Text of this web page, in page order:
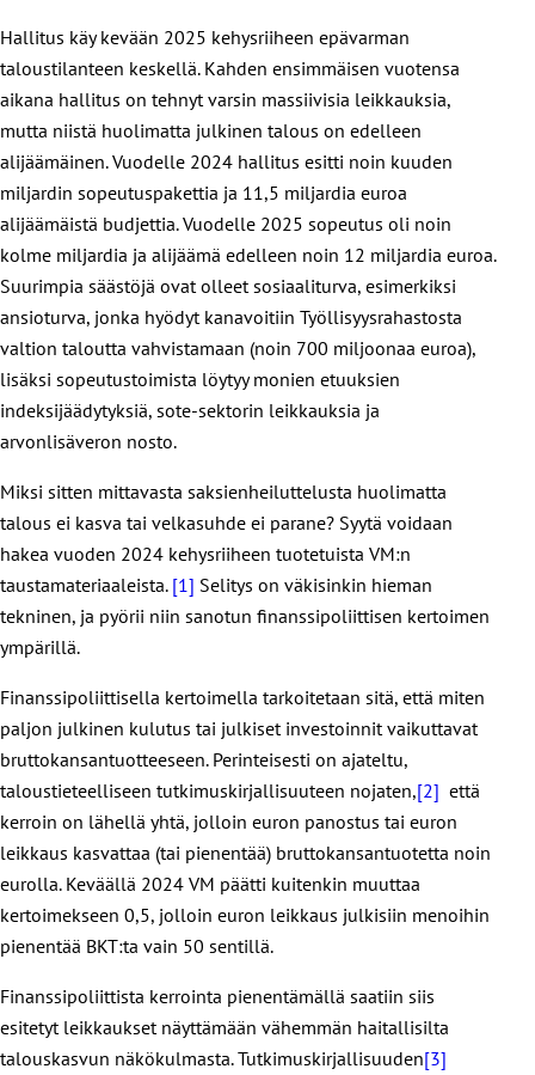
Hallitus käy kevään 2025 kehysriiheen epävarman
taloustilanteen keskellä. Kahden ensimmäisen vuotensa
aikana hallitus on tehnyt varsin massiivisia leikkauksia,
mutta niistä huolimatta julkinen talous on edelleen
alijäämäinen. Vuodelle 2024 hallitus esitti noin kuuden
miljardin sopeutuspakettia ja 11,5 miljardia euroa
alijäämäistä budjettia. Vuodelle 2025 sopeutus oli noin
kolme miljardia ja alijäämä edelleen noin 12 miljardia euroa.
Suurimpia säästöjä ovat olleet sosiaaliturva, esimerkiksi
ansioturva, jonka hyödyt kanavoitiin Työllisyysrahastosta
valtion taloutta vahvistamaan (noin 700 miljoonaa euroa),
lisäksi sopeutustoimista löytyy monien etuuksien
indeksijäädytyksiä, sote-sektorin leikkauksia ja
arvonlisäveron nosto.
Miksi sitten mittavasta saksienheiluttelusta huolimatta
talous ei kasva tai velkasuhde ei parane? Syytä voidaan
hakea vuoden 2024 kehysriiheen tuotetuista VM:n
taustamateriaaleista. [1] Selitys on väkisinkin hieman
tekninen, ja pyörii niin sanotun finanssipoliittisen kertoimen
ympärillä.
Finanssipoliittisella kertoimella tarkoitetaan sitä, että miten
paljon julkinen kulutus tai julkiset investoinnit vaikuttavat
bruttokansantuotteeseen. Perinteisesti on ajateltu,
taloustieteelliseen tutkimuskirjallisuuteen nojaten,[2] että
kerroin on lähellä yhtä, jolloin euron panostus tai euron
leikkaus kasvattaa (tai pienentää) bruttokansantuotetta noin
eurolla. Keväällä 2024 VM päätti kuitenkin muuttaa
kertoimekseen 0,5, jolloin euron leikkaus julkisiin menoihin
pienentää BKT:ta vain 50 sentillä.
Finanssipoliittista kerrointa pienentämällä saatiin siis
esitetyt leikkaukset näyttämään vähemmän haitallisilta
talouskasvun näkökulmasta. Tutkimuskirjallisuuden[3]